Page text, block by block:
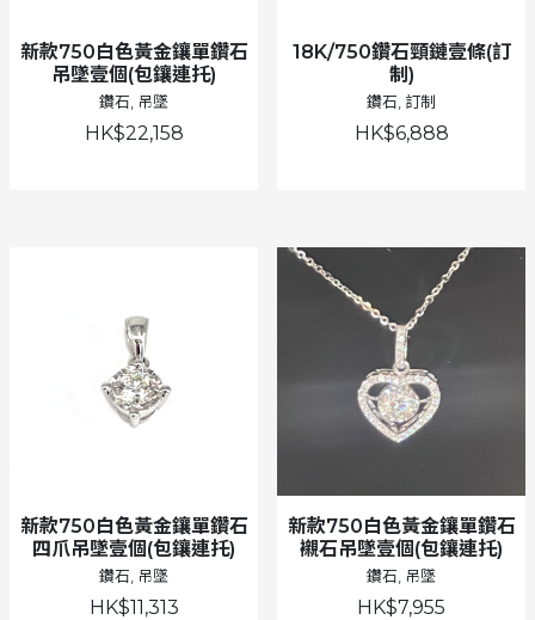
新款750白色黃金鑲單鑽石
吊墜壹個(包鑲連托)
鑽石, 吊墜
HK$22,158
18K/750鑽石頸鏈壹條(訂
制)
鑽石, 訂制
HK$6,888
新款750白色黃金鑲單鑽石
四爪吊墜壹個(包鑲連托)
鑽石, 吊墜
HK$11,313
新款750白色黃金鑲單鑽石
襯石吊墜壹個(包鑲連托)
鑽石, 吊墜
HK$7,955